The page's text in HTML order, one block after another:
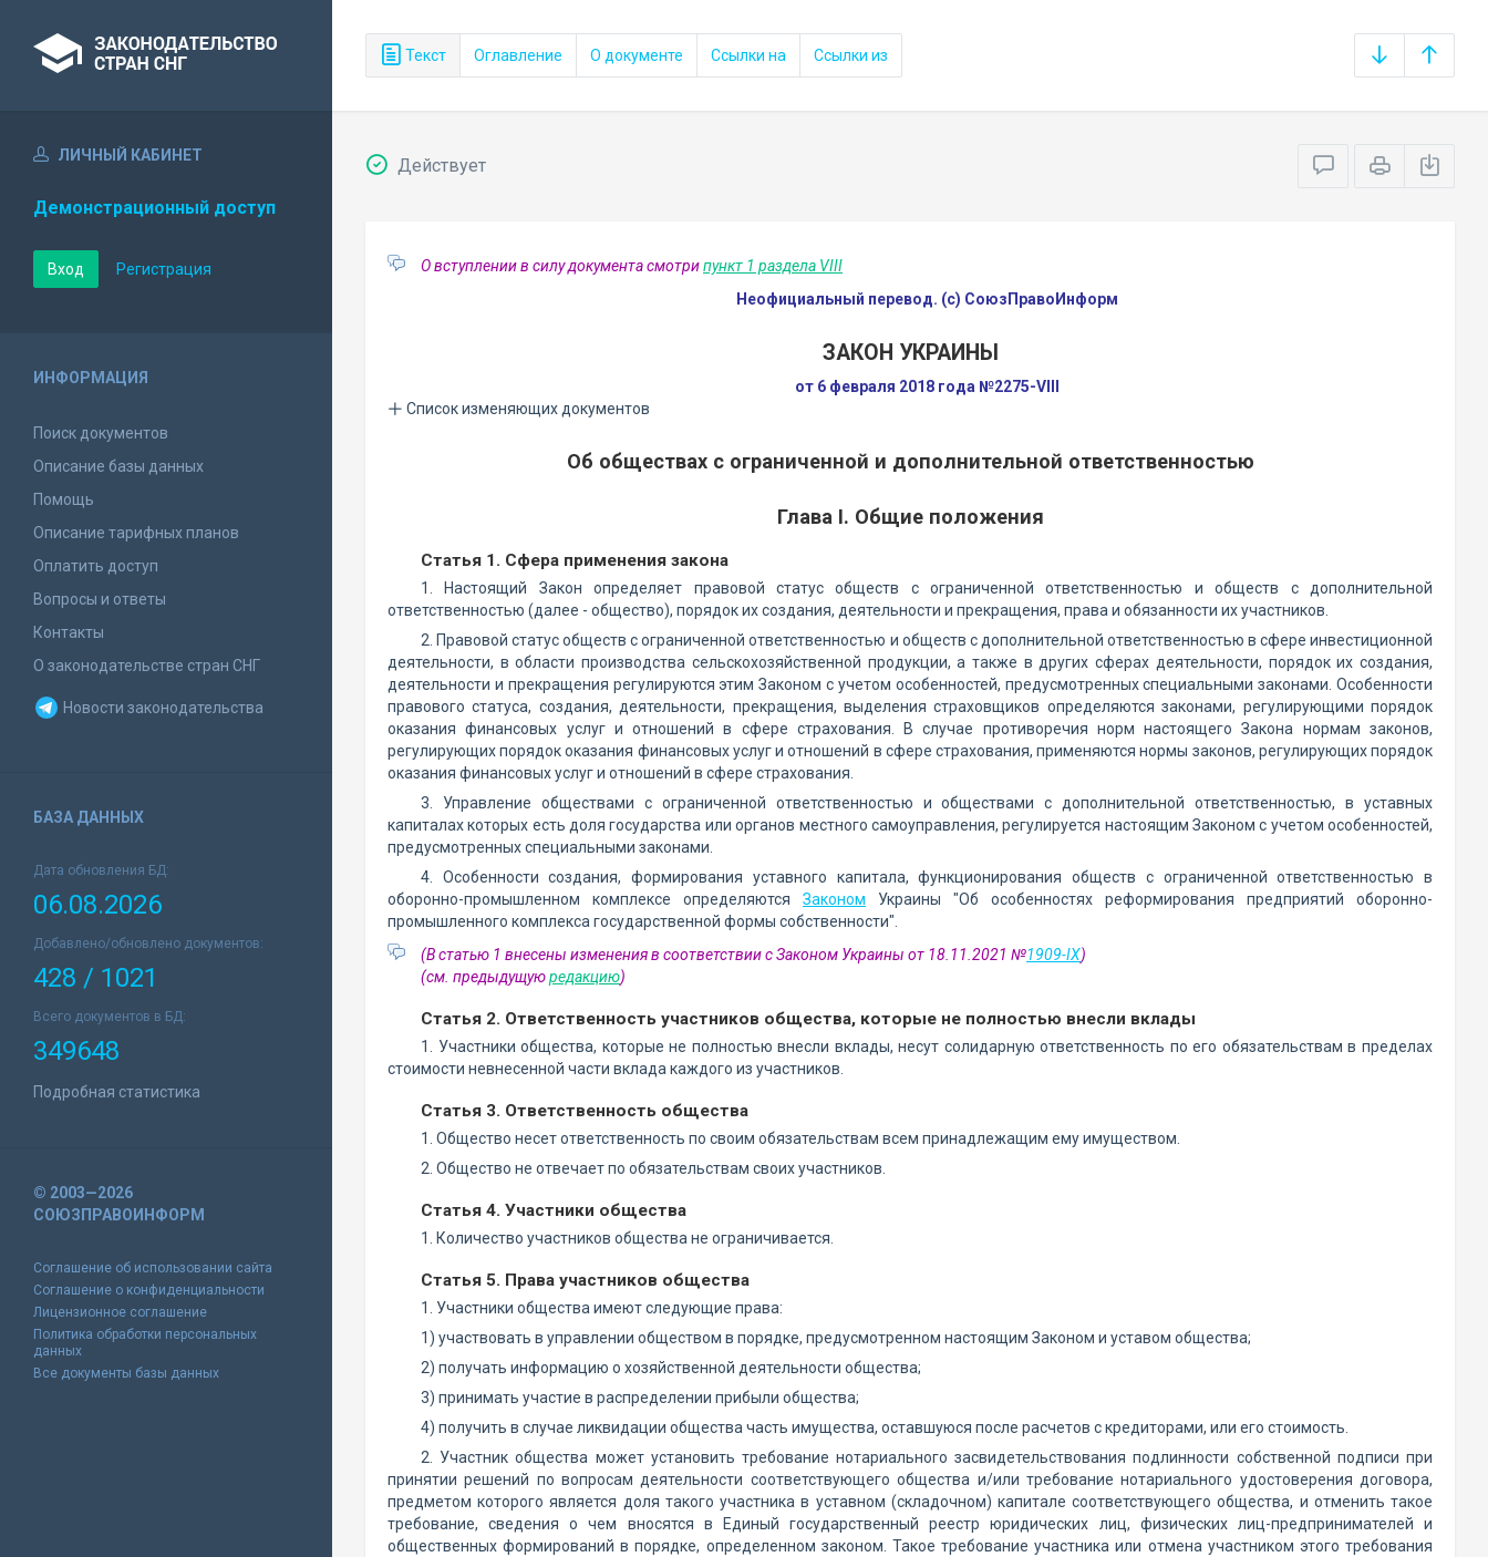
Текст Оглавление О документе Ссылки на Ссылки из
ЛИЧНЫЙ КАБИНЕТ
Демонстрационный доступ
Вход Регистрация
ИНФОРМАЦИЯ
Поиск документов
Описание базы данных
Помощь
Описание тарифных планов
Оплатить доступ
Вопросы и ответы
Контакты
О законодательстве стран СНГ
Новости законодательства
БАЗА ДАННЫХ
Дата обновления БД:
06.08.2026
Добавлено/обновлено документов:
428 / 1021
Всего документов в БД:
349648
Подробная статистика
© 2003—2026
СОЮЗПРАВОИНФОРМ
Соглашение об использовании сайта
Соглашение о конфиденциальности
Лицензионное соглашение
Политика обработки персональных
данных
Все документы базы данных
Действует
О вступлении в силу документа смотрипункт 1 раздела VIII
Неофициальный перевод. (с) СоюзПравоИнформ
ЗАКОН УКРАИНЫ
от 6 февраля 2018 года №2275-VIII
Список изменяющих документов
Об обществах с ограниченной и дополнительной ответственностью
Глава I. Общие положения
Статья 1. Сфера применения закона
1. Настоящий Закон определяет правовой статус обществ с ограниченной ответственностью и обществ с дополнительной
ответственностью (далее - общество), порядок их создания, деятельности и прекращения, права и обязанности их участников.
2. Правовой статус обществ с ограниченной ответственностью и обществ с дополнительной ответственностью в сфере инвестиционной
деятельности, в области производства сельскохозяйственной продукции, а также в других сферах деятельности, порядок их создания,
деятельности и прекращения регулируются этим Законом с учетом особенностей, предусмотренных специальными законами. Особенности
правового статуса, создания, деятельности, прекращения, выделения страховщиков определяются законами, регулирующими порядок
оказания финансовых услуг и отношений в сфере страхования. В случае противоречия норм настоящего Закона нормам законов,
регулирующих порядок оказания финансовых услуг и отношений в сфере страхования, применяются нормы законов, регулирующих порядок
оказания финансовых услуг и отношений в сфере страхования.
3. Управление обществами с ограниченной ответственностью и обществами с дополнительной ответственностью, в уставных
капиталах которых есть доля государства или органов местного самоуправления, регулируется настоящим Законом с учетом особенностей,
предусмотренных специальными законами.
4. Особенности создания, формирования уставного капитала, функционирования обществ с ограниченной ответственностью в
оборонно-промышленном комплексе определяются Законом Украины "Об особенностях реформирования предприятий оборонно-
промышленного комплекса государственной формы собственности".
(В статью 1 внесены изменения в соответствии с Законом Украины от 18.11.2021 №1909-IX)
(см. предыдущуюредакцию)
Статья 2. Ответственность участников общества, которые не полностью внесли вклады
1. Участники общества, которые не полностью внесли вклады, несут солидарную ответственность по его обязательствам в пределах
стоимости невнесенной части вклада каждого из участников.
Статья 3. Ответственность общества
1. Общество несет ответственность по своим обязательствам всем принадлежащим ему имуществом.
2. Общество не отвечает по обязательствам своих участников.
Статья 4. Участники общества
1. Количество участников общества не ограничивается.
Статья 5. Права участников общества
1. Участники общества имеют следующие права:
1) участвовать в управлении обществом в порядке, предусмотренном настоящим Законом и уставом общества;
2) получать информацию о хозяйственной деятельности общества;
3) принимать участие в распределении прибыли общества;
4) получить в случае ликвидации общества часть имущества, оставшуюся после расчетов с кредиторами, или его стоимость.
2. Участник общества может установить требование нотариального засвидетельствования подлинности собственной подписи при
принятии решений по вопросам деятельности соответствующего общества и/или требование нотариального удостоверения договора,
предметом которого является доля такого участника в уставном (складочном) капитале соответствующего общества, и отменить такое
требование, сведения о чем вносятся в Единый государственный реестр юридических лиц, физических лиц-предпринимателей и
общественных формирований в порядке, определенном законом. Такое требование участника или отмена участником этого требования